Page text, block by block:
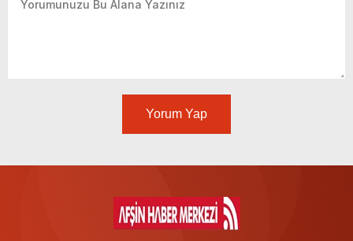
Yorum Yap